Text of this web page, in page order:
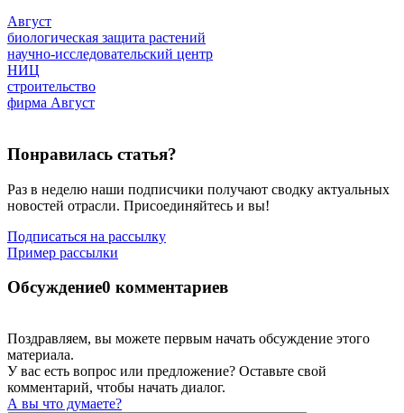
Август
биологическая защита растений
научно-исследовательский центр
НИЦ
строительство
фирма Август
Понравилась статья?
Раз в неделю наши подписчики получают сводку актуальных
новостей отрасли. Присоединяйтесь и вы!
Подписаться на рассылку
Пример рассылки
Обсуждение0 комментариев
Поздравляем, вы можете первым начать обсуждение этого
материала.
У вас есть вопрос или предложение? Оставьте свой
комментарий, чтобы начать диалог.
А вы что думаете?